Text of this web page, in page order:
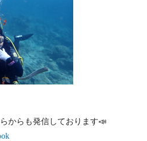
からも発信しております📣